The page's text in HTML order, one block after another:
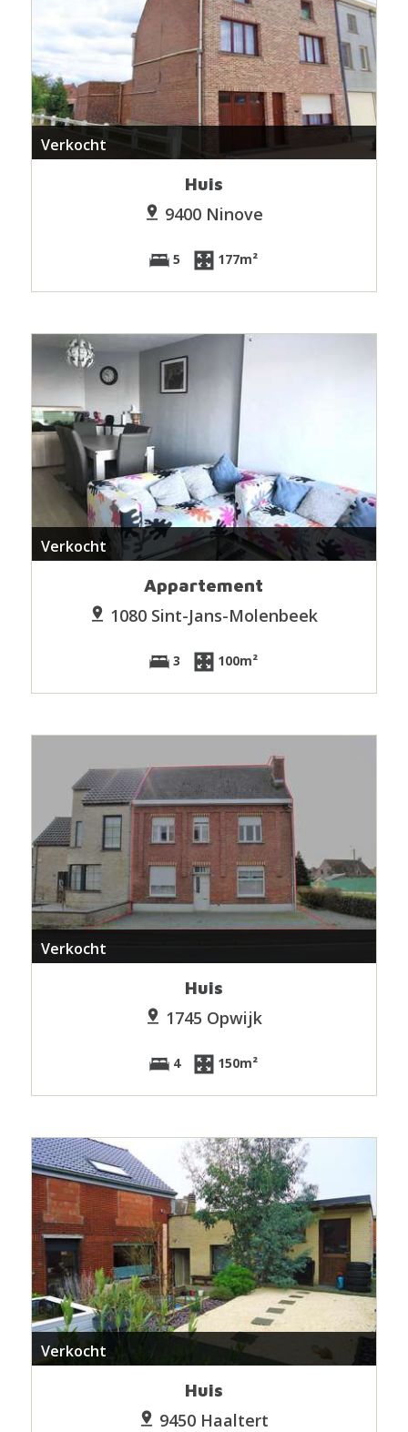
Verkocht
Huis
9400 Ninove
5 177m²
Verkocht
Appartement
1080 Sint-Jans-Molenbeek
3 100m²
Verkocht
Huis
1745 Opwijk
4 150m²
Verkocht
Huis
9450 Haaltert